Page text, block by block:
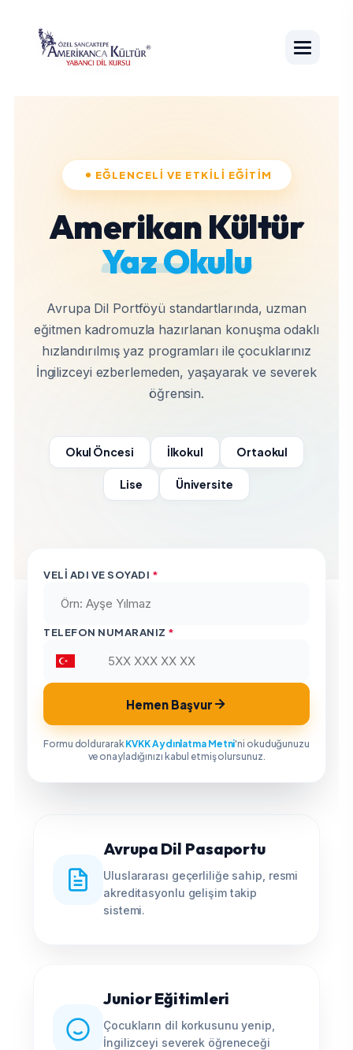
EĞLENCELI VE ETKILI EĞITIM
Amerikan Kültür
Yaz Okulu
Avrupa Dil Portföyü standartlarında, uzman
eğitmen kadromuzla hazırlanan konuşma odaklı
hızlandırılmış yaz programları ile çocuklarınız
İngilizceyi ezberlemeden, yaşayarak ve severek
öğrensin.
Okul Öncesi İlkokul Ortaokul
Lise Üniversite
VELI ADI VE SOYADI *
TELEFON NUMARANIZ *
Hemen Başvur
Formu doldurarakKVKK Aydınlatma Metni'ni okuduğunuzu
ve onayladığınızı kabul etmiş olursunuz.
Avrupa Dil Pasaportu
Uluslararası geçerliliğe sahip, resmi
akreditasyonlu gelişim takip
sistemi.
Junior Eğitimleri
Çocukların dil korkusunu yenip,
İngilizceyi severek öğreneceği